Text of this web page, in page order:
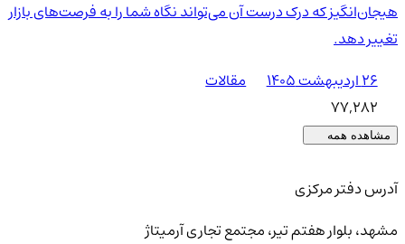
هیجان‌انگیز که درک درست آن می‌تواند نگاه شما را به فرصت‌های بازار
تغییر دهد.
۲۶ اردیبهشت ۱۴۰۵
مقالات
77,282
مشاهده همه
آدرس دفتر مرکزی
مشهد، بلوار هفتم تیر، مجتمع تجاری آرمیتاژ